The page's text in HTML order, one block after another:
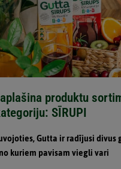
produktu
SĪRUPI
Gutta ir radījusi divus
kuriem pavisam viegli vari